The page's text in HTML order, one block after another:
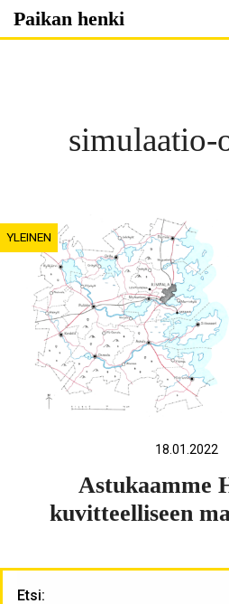
Skip
Paikan henki
simulaatio-
YLEINEN
18.01.2022
Astukaamme
kuvitteelliseen